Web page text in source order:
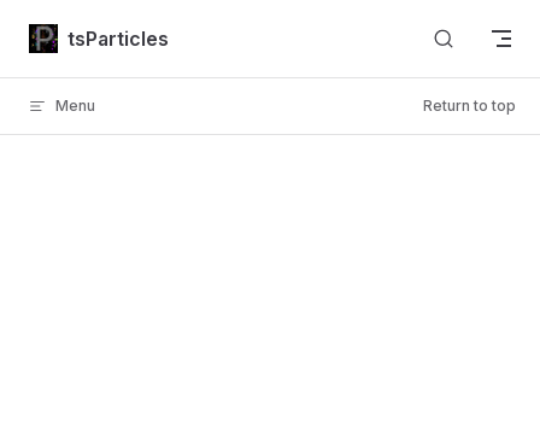
Skip to content
tsParticles
Menu Return to top